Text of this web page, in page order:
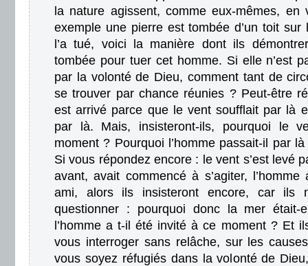
la nature agissent, comme eux-mêmes,
exemple une pierre est tombée d’un toit sur
l’a tué, voici la manière dont ils
tombée pour tuer cet homme. Si elle n’est
par la volonté de Dieu, comment tant de
se trouver par chance réunies ? Peut-être
est arrivé parce que le vent soufflait par là
par là. Mais, insisteront-ils, pourquoi le
moment ? Pourquoi l’homme passait-il par
Si vous répondez encore : le vent s’est levé
avant, avait commencé à s’agiter,
ami, alors ils insisteront encore, car ils
questionner : pourquoi donc la mer était-
l’homme a t-il été invité à ce moment ? Et
vous interroger sans relâche, sur les
vous soyez réfugiés dans la volonté de